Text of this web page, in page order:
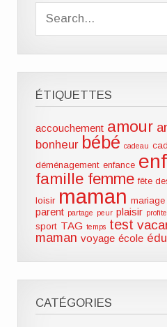
ÉTIQUETTES
accouchement amour
bonheur bébé cadeau
déménagement enfance
famille femme fête
loisir maman mariage
parent partage peur plaisir
sport TAG temps test
maman voyage école
CATÉGORIES